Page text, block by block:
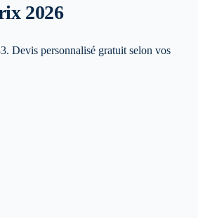
2026
Devis personnalisé gratuit selon vos